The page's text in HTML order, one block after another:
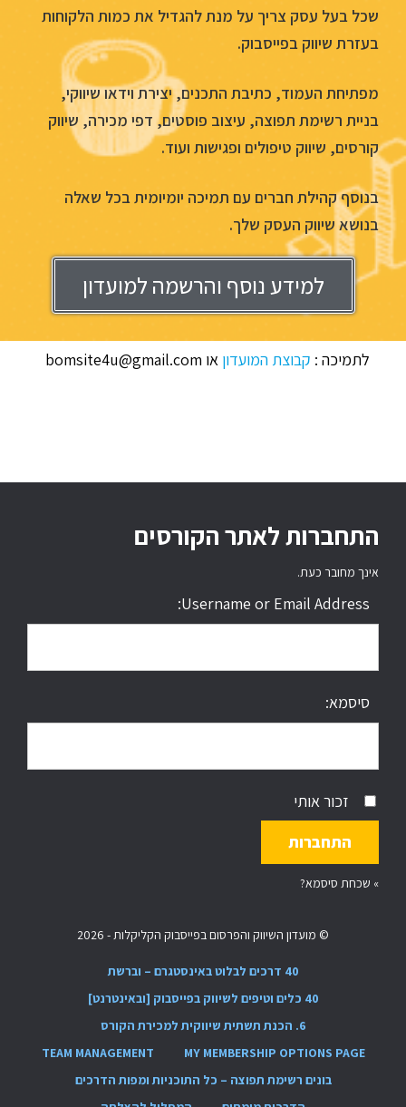
שכל בעל עסק צריך על מנת להגדיל את כמות הלקוחות
בעזרת שיווק בפייסבוק.
מפתיחת העמוד, כתיבת התכנים, יצירת וידאו שיווקי,
בניית רשימת תפוצה, עיצוב פוסטים, דפי מכירה, שיווק
קורסים, שיווק טיפולים ופגישות ועוד.
בנוסף קהילת חברים עם תמיכה יומיומית בכל שאלה
בנושא שיווק העסק שלך.
למידע נוסף והרשמה למועדון
לתמיכה : קבוצת המועדון או bomsite4u@gmail.com
התחברות לאתר הקורסים
אינך מחובר כעת.
Username or Email Address:
סיסמא:
זכור אותי
» שכחת סיסמא?
© מועדון השיווק והפרסום בפייסבוק הקליקלות - 2026
40 דרכים לבלוט באינסטגרם – וברשת
40 כלים וטיפים לשיווק בפייסבוק [ובאינטרנט]
6. הכנת תשתית שיווקית למכירת הקורס
MY MEMBERSHIP OPTIONS PAGE
TEAM MANAGEMENT
בונים רשימת תפוצה – כל התוכניות ומפות הדרכים